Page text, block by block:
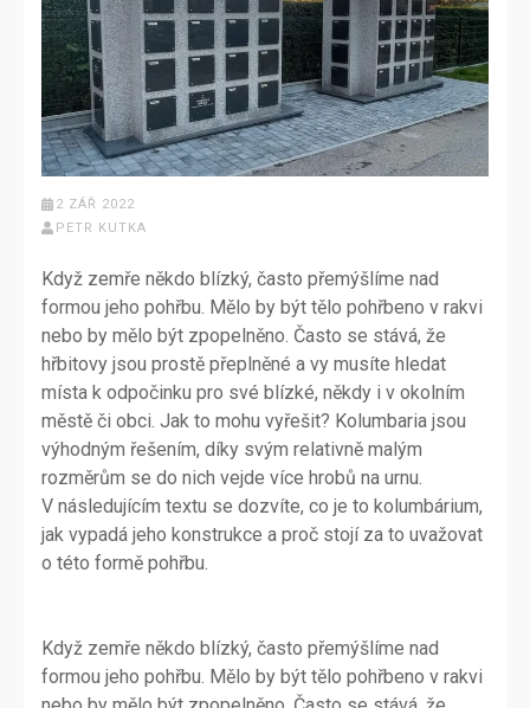
2 ZÁŘ 2022
PETR KUTKA
Když zemře někdo blízký, často přemýšlíme nad
formou jeho pohřbu. Mělo by být tělo pohřbeno v rakvi
nebo by mělo být zpopelněno. Často se stává, že
hřbitovy jsou prostě přeplněné a vy musíte hledat
místa k odpočinku pro své blízké, někdy i v okolním
městě či obci. Jak to mohu vyřešit? Kolumbaria jsou
výhodným řešením, díky svým relativně malým
rozměrům se do nich vejde více hrobů na urnu.
V následujícím textu se dozvíte, co je to kolumbárium,
jak vypadá jeho konstrukce a proč stojí za to uvažovat
o této formě pohřbu.
Když zemře někdo blízký, často přemýšlíme nad
formou jeho pohřbu. Mělo by být tělo pohřbeno v rakvi